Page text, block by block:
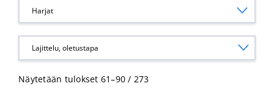
Harjat
Näytetään tulokset 61–90 / 273